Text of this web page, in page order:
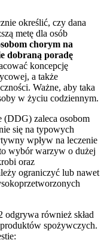
określić, czy dana
metę dla osób
chorym na
dobraną poradę
koncepcję
a także
Ważne, aby taka
w życiu codziennym.
zaleca osobom
się na typowych
wpływ na leczenie
wybór warzyw o dużej
oraz
ograniczyć lub nawet
również skład
spożywczych.